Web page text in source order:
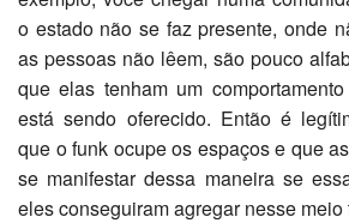
o estado não se faz presente, onde
as pessoas não lêem, são pouco
que elas tenham um
está sendo oferecido. Então é
que o funk ocupe os espaços e que
se manifestar dessa maneira se
eles conseguiram agregar nesse meio